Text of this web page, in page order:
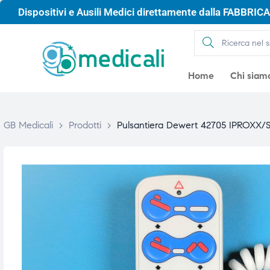
Dispositivi e Ausili Medici direttamente dalla
Home Chi
GB Medicali > Prodotti > Pulsantiera Dewert 42705 IPROXX/